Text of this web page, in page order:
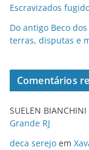
Escravizados
Do antigo Beco
terras, disputas e
Comentários
SUELEN BIANCHINI
Grande RJ
deca serejo em